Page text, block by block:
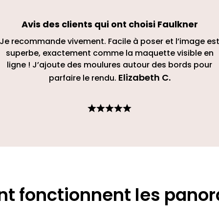
Avis des clients qui ont choisi Faulkner
Je recommande vivement. Facile à poser et l’image est
superbe, exactement comme la maquette visible en
ligne ! J’ajoute des moulures autour des bords pour
parfaire le rendu. Elizabeth C.
fonctionnent les